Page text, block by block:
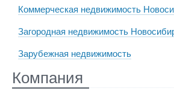
Коммерческая недвижимость
Загородная недвижимость
Зарубежная недвижимость
Компания